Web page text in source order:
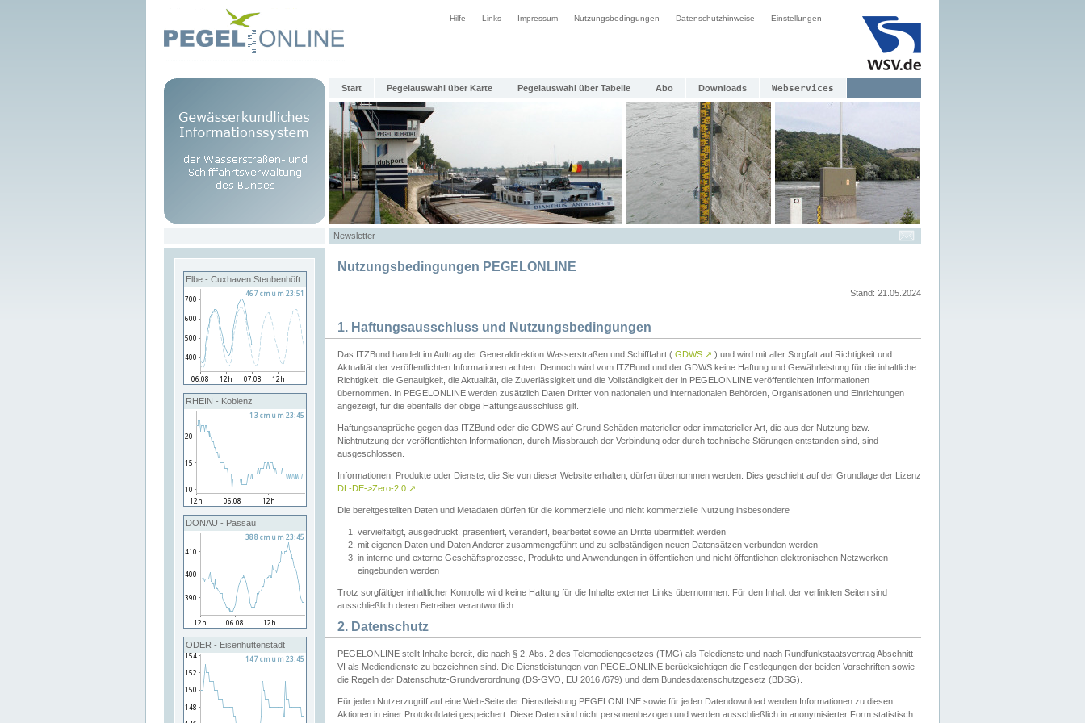
Hilfe Links Impressum Nutzungsbedingungen Datenschutzhinweise Einstellungen
Start Pegelauswahl über Karte Pegelauswahl über Tabelle Abo Downloads Webservices
Newsletter
Elbe - Cuxhaven Steubenhöft
RHEIN - Koblenz
DONAU - Passau
ODER - Eisenhüttenstadt
Nutzungsbedingungen PEGELONLINE
Stand: 21.05.2024
1. Haftungsausschluss und Nutzungsbedingungen
Das ITZBund handelt im Auftrag der Generaldirektion Wasserstraßen und Schifffahrt ( GDWS ↗ ) und wird mit aller Sorgfalt auf Richtigkeit und
Aktualität der veröffentlichten Informationen achten. Dennoch wird vom ITZBund und der GDWS keine Haftung und Gewährleistung für die inhaltliche
Richtigkeit, die Genauigkeit, die Aktualität, die Zuverlässigkeit und die Vollständigkeit der in PEGELONLINE veröffentlichten Informationen
übernommen. In PEGELONLINE werden zusätzlich Daten Dritter von nationalen und internationalen Behörden, Organisationen und Einrichtungen
angezeigt, für die ebenfalls der obige Haftungsausschluss gilt.
Haftungsansprüche gegen das ITZBund oder die GDWS auf Grund Schäden materieller oder immaterieller Art, die aus der Nutzung bzw.
Nichtnutzung der veröffentlichten Informationen, durch Missbrauch der Verbindung oder durch technische Störungen entstanden sind, sind
ausgeschlossen.
Informationen, Produkte oder Dienste, die Sie von dieser Website erhalten, dürfen übernommen werden. Dies geschieht auf der Grundlage der Lizenz
DL-DE->Zero-2.0 ↗
Die bereitgestellten Daten und Metadaten dürfen für die kommerzielle und nicht kommerzielle Nutzung insbesondere
vervielfältigt, ausgedruckt, präsentiert, verändert, bearbeitet sowie an Dritte übermittelt werden
mit eigenen Daten und Daten Anderer zusammengeführt und zu selbständigen neuen Datensätzen verbunden werden
in interne und externe Geschäftsprozesse, Produkte und Anwendungen in öffentlichen und nicht öffentlichen elektronischen Netzwerken
eingebunden werden
Trotz sorgfältiger inhaltlicher Kontrolle wird keine Haftung für die Inhalte externer Links übernommen. Für den Inhalt der verlinkten Seiten sind
ausschließlich deren Betreiber verantwortlich.
2. Datenschutz
PEGELONLINE stellt Inhalte bereit, die nach § 2, Abs. 2 des Telemediengesetzes (TMG) als Teledienste und nach Rundfunkstaatsvertrag Abschnitt
VI als Mediendienste zu bezeichnen sind. Die Dienstleistungen von PEGELONLINE berücksichtigen die Festlegungen der beiden Vorschriften sowie
die Regeln der Datenschutz-Grundverordnung (DS-GVO, EU 2016 /679) und dem Bundesdatenschutzgesetz (BDSG).
Für jeden Nutzerzugriff auf eine Web-Seite der Dienstleistung PEGELONLINE sowie für jeden Datendownload werden Informationen zu diesen
Aktionen in einer Protokolldatei gespeichert. Diese Daten sind nicht personenbezogen und werden ausschließlich in anonymisierter Form statistisch